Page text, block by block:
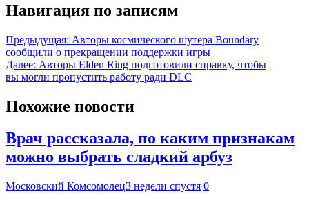
Навигация по записям
Предыдущая: Авторы космического шутера Boundary
сообщили о прекращении поддержки игры
Далее: Авторы Elden Ring подготовили справку, чтобы
вы могли пропустить работу ради DLC
Похожие новости
Врач рассказала, по каким признакам
можно выбрать сладкий арбуз
Московский Комсомолец3 недели спустя 0